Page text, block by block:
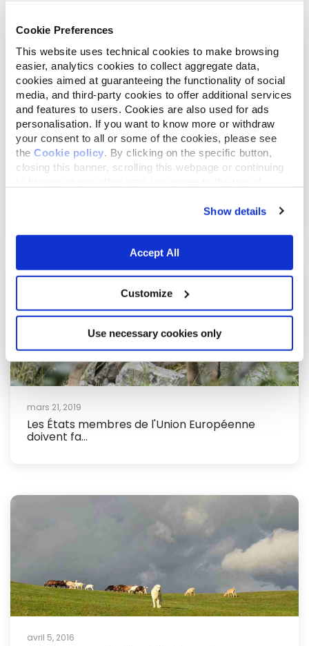
Cookie Preferences
This website uses technical cookies to make browsing
easier, analytics cookies to collect aggregate data,
cookies aimed at guaranteeing the functionality of social
media, and third-party cookies to offer additional services
and features to users. Cookies are also used for ads
personalisation. If you want to know more or withdraw
your consent to all or some of the cookies, please see
the Cookie policy . By clicking on the specific button,
closing this banner, scrolling this webpage or continuing
Show details
Accept All
Customize
Use necessary cookies only
mars 21, 2019
Les États membres de l'Union Européenne
doivent fa...
avril 5, 2016